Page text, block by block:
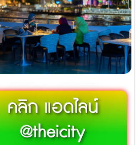
คลิก แอดไลน์
@theicity